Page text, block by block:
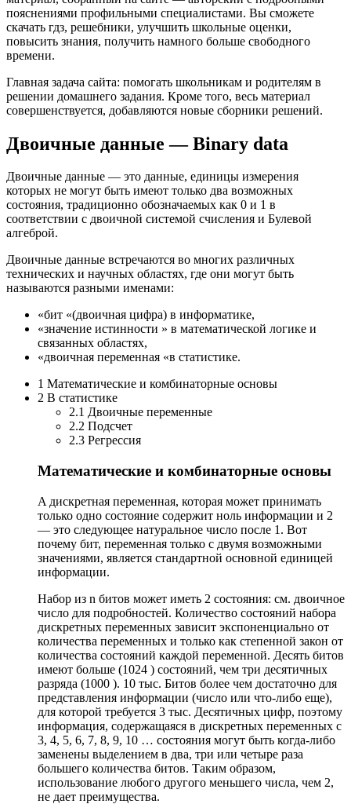
пояснениями профильными специалистами. Вы сможете
скачать гдз, решебники, улучшить школьные оценки,
повысить знания, получить намного больше свободного
времени.
Главная задача сайта: помогать школьникам и родителям в
решении домашнего задания. Кроме того, весь материал
совершенствуется, добавляются новые сборники решений.
Двоичные данные — Binary data
Двоичные данные — это данные, единицы измерения
которых не могут быть имеют только два возможных
состояния, традиционно обозначаемых как 0 и 1 в
соответствии с двоичной системой счисления и Булевой
алгеброй.
Двоичные данные встречаются во многих различных
технических и научных областях, где они могут быть
называются разными именами:
«бит «(двоичная цифра) в информатике,
«значение истинности » в математической логике и
связанных областях,
«двоичная переменная «в статистике.
1 Математические и комбинаторные основы
2 В статистике
2.1 Двоичные переменные
2.2 Подсчет
2.3 Регрессия
Математические и комбинаторные основы
A дискретная переменная, которая может принимать
только одно состояние содержит ноль информации и 2
— это следующее натуральное число после 1. Вот
почему бит, переменная только с двумя возможными
значениями, является стандартной основной единицей
информации.
Набор из n битов может иметь 2 состояния: см. двоичное
число для подробностей. Количество состояний набора
дискретных переменных зависит экспоненциально от
количества переменных и только как степенной закон от
количества состояний каждой переменной. Десять битов
имеют больше (1024 ) состояний, чем три десятичных
разряда (1000 ). 10 тыс. Битов более чем достаточно для
представления информации (число или что-либо еще),
для которой требуется 3 тыс. Десятичных цифр, поэтому
информация, содержащаяся в дискретных переменных с
3, 4, 5, 6, 7, 8, 9, 10 … состояния могут быть когда-либо
заменены выделением в два, три или четыре раза
большего количества битов. Таким образом,
использование любого другого меньшего числа, чем 2,
не дает преимущества.